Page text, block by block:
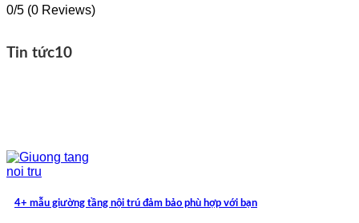
0/5 (0 Reviews)
Tin tức10
4+ mẫu giường tầng nội trú đảm bảo phù hợp với bạn